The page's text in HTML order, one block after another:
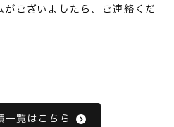
ございましたら、ご連絡くだ
一覧はこちら